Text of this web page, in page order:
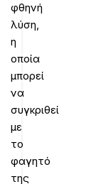
φθηνή
λύση,
η
οποία
μπορεί
να
συγκριθεί
με
το
φαγητό
της